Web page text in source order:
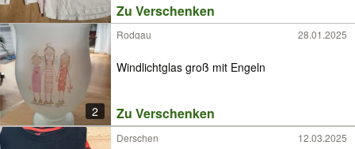
Zu Verschenken
2
Rodgau 28.01.2025
Windlichtglas groß mit Engeln
Zu Verschenken
Derschen 12.03.2025